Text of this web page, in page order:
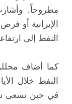
مطروحاً.
الإيرانية أو
النفط إلى
كما أضاف
النفط خلال
في حين تسعى